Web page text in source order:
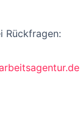
Rückfragen: